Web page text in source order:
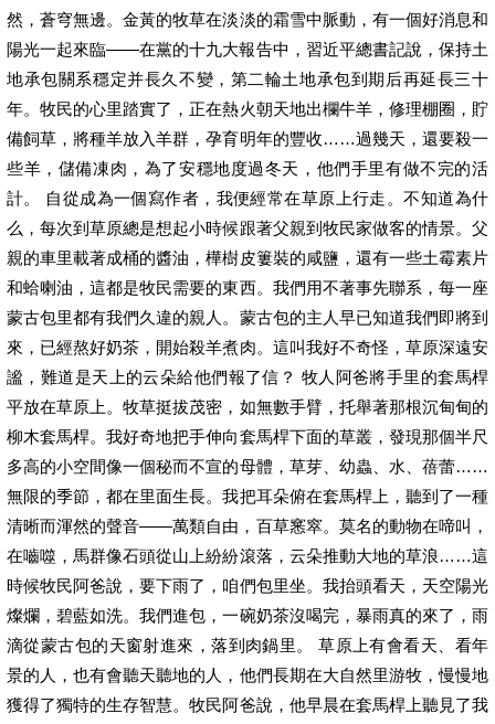
然，蒼穹無邊。金黃的牧草在淡淡的霜雪中脈動，有一個好消息和
陽光一起來臨——在黨的十九大報告中，習近平總書記說，保持土
地承包關系穩定并長久不變，第二輪土地承包到期后再延長三十
年。牧民的心里踏實了，正在熱火朝天地出欄牛羊，修理棚圈，貯
備飼草，將種羊放入羊群，孕育明年的豐收……過幾天，還要殺一
些羊，儲備凍肉，為了安穩地度過冬天，他們手里有做不完的活
計。 自從成為一個寫作者，我便經常在草原上行走。不知道為什
么，每次到草原總是想起小時候跟著父親到牧民家做客的情景。父
親的車里載著成桶的醬油，樺樹皮簍裝的咸鹽，還有一些土霉素片
和蛤喇油，這都是牧民需要的東西。我們用不著事先聯系，每一座
蒙古包里都有我們久違的親人。蒙古包的主人早已知道我們即將到
來，已經熬好奶茶，開始殺羊煮肉。這叫我好不奇怪，草原深遠安
謐，難道是天上的云朵給他們報了信？ 牧人阿爸將手里的套馬桿
平放在草原上。牧草挺拔茂密，如無數手臂，托舉著那根沉甸甸的
柳木套馬桿。我好奇地把手伸向套馬桿下面的草叢，發現那個半尺
多高的小空間像一個秘而不宣的母體，草芽、幼蟲、水、蓓蕾……
無限的季節，都在里面生長。我把耳朵俯在套馬桿上，聽到了一種
清晰而渾然的聲音——萬類自由，百草窸窣。莫名的動物在啼叫，
在嚙噬，馬群像石頭從山上紛紛滾落，云朵推動大地的草浪……這
時候牧民阿爸說，要下雨了，咱們包里坐。我抬頭看天，天空陽光
燦爛，碧藍如洗。我們進包，一碗奶茶沒喝完，暴雨真的來了，雨
滴從蒙古包的天窗射進來，落到肉鍋里。 草原上有會看天、看年
景的人，也有會聽天聽地的人，他們長期在大自然里游牧，慢慢地
獲得了獨特的生存智慧。牧民阿爸說，他早晨在套馬桿上聽見了我